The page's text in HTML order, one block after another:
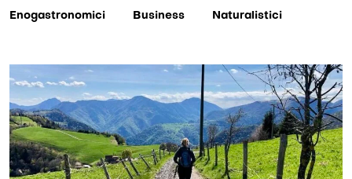
Enogastronomici Business Naturalistici